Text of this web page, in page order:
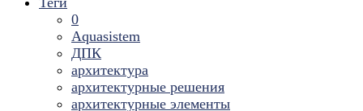
0
Aquasistem
ДПК
архитектура
архитектурные решения
архитектурные элементы